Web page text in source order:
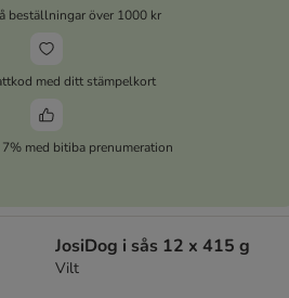
beställningar över 1000 kr
med ditt stämpelkort
med bitiba prenumeration
JosiDog i sås 12 x 415 g
Vilt